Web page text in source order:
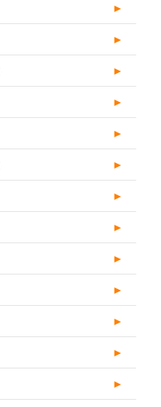
►
►
►
►
►
►
►
►
►
►
►
►
►